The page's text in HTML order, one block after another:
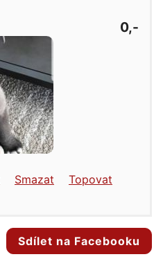
0,-
Smazat
Topovat
Sdílet na Facebooku